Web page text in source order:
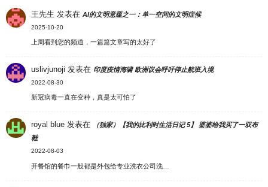
王先生 发表在AI的文明意蕴之一：单一空间的文明症候
2025-10-20
上周看到您的频道，一篇篇文章写的太好了
uslivjunoji 发表在 印度疫情海啸 欧洲议会呼吁停止航班入境
2022-08-30
新冠病毒一直在变种，真是太可怕了
royal blue 发表在
（独家）【我的比利时生活日记 5】 婆婆给我买了一双布
鞋
2022-08-03
开餐馆的餐巾一般都是外包给专业洗衣公司洗…